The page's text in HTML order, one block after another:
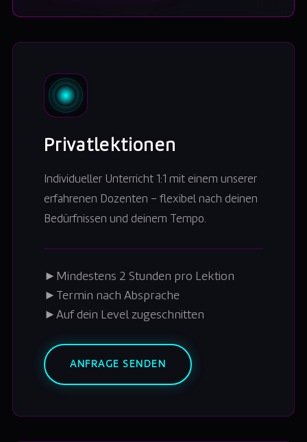
Privatlektionen
Individueller Unterricht 1:1 mit einem unserer
erfahrenen Dozenten – flexibel nach deinen
Bedürfnissen und deinem Tempo.
► Mindestens 2 Stunden pro Lektion
►
Termin nach Absprache
► Auf dein Level zugeschnitten
ANFRAGE SENDEN